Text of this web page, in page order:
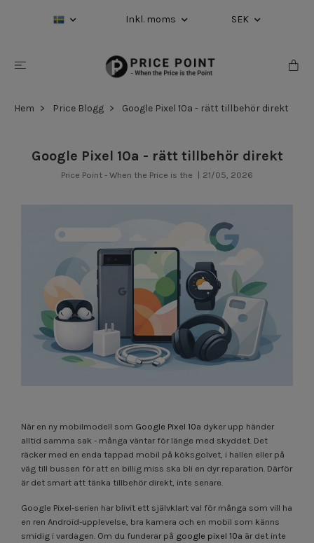
Inkl. moms SEK
Hem Price Blogg Google Pixel 10a - rätt tillbehör direkt
Google Pixel 10a - rätt tillbehör direkt
Price Point - When the Price is the | 21/05, 2026
När en ny mobilmodell som Google Pixel 10a dyker upp händer
alltid samma sak - många väntar för länge med skyddet. Det
räcker med en enda tappad mobil på köksgolvet, i hallen eller på
väg till bussen för att en billig miss ska bli en dyr reparation. Därför
är det smart att tänka tillbehör direkt, inte senare.
Google Pixel-serien har blivit ett självklart val för många som vill ha
en ren Android-upplevelse, bra kamera och en mobil som känns
smidig i vardagen. Om du funderar på google pixel 10a är det inte